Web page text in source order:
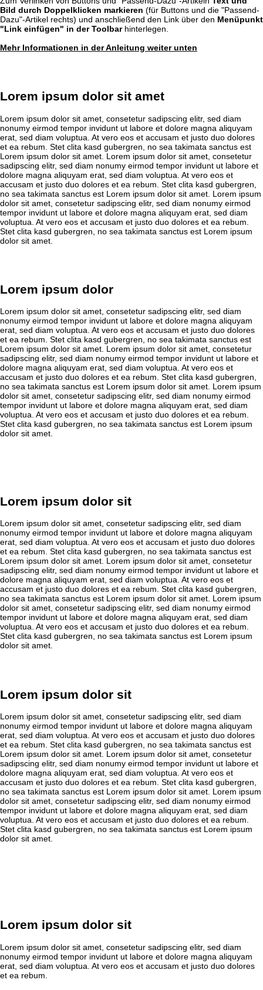
Bild durch Doppelklicken markieren (für Buttons und die "Passend-
Dazu"-Artikel rechts) und anschließend den Link über den Menüpunkt
"Link einfügen" in der Toolbarhinterlegen.
Mehr Informationen in der Anleitung weiter unten
Lorem ipsum dolor sit amet
Lorem ipsum dolor sit amet, consetetur sadipscing elitr, sed diam
nonumy eirmod tempor invidunt ut labore et dolore magna aliquyam
erat, sed diam voluptua. At vero eos et accusam et justo duo dolores
et ea rebum. Stet clita kasd gubergren, no sea takimata sanctus est
Lorem ipsum dolor sit amet. Lorem ipsum dolor sit amet, consetetur
sadipscing elitr, sed diam nonumy eirmod tempor invidunt ut labore et
dolore magna aliquyam erat, sed diam voluptua. At vero eos et
accusam et justo duo dolores et ea rebum. Stet clita kasd gubergren,
no sea takimata sanctus est Lorem ipsum dolor sit amet. Lorem ipsum
dolor sit amet, consetetur sadipscing elitr, sed diam nonumy eirmod
tempor invidunt ut labore et dolore magna aliquyam erat, sed diam
voluptua. At vero eos et accusam et justo duo dolores et ea rebum.
Stet clita kasd gubergren, no sea takimata sanctus est Lorem ipsum
dolor sit amet.
Lorem ipsum dolor
Lorem ipsum dolor sit amet, consetetur sadipscing elitr, sed diam
nonumy eirmod tempor invidunt ut labore et dolore magna aliquyam
erat, sed diam voluptua. At vero eos et accusam et justo duo dolores
et ea rebum. Stet clita kasd gubergren, no sea takimata sanctus est
Lorem ipsum dolor sit amet. Lorem ipsum dolor sit amet, consetetur
sadipscing elitr, sed diam nonumy eirmod tempor invidunt ut labore et
dolore magna aliquyam erat, sed diam voluptua. At vero eos et
accusam et justo duo dolores et ea rebum. Stet clita kasd gubergren,
no sea takimata sanctus est Lorem ipsum dolor sit amet. Lorem ipsum
dolor sit amet, consetetur sadipscing elitr, sed diam nonumy eirmod
tempor invidunt ut labore et dolore magna aliquyam erat, sed diam
voluptua. At vero eos et accusam et justo duo dolores et ea rebum.
Stet clita kasd gubergren, no sea takimata sanctus est Lorem ipsum
dolor sit amet.
Lorem ipsum dolor sit
Lorem ipsum dolor sit amet, consetetur sadipscing elitr, sed diam
nonumy eirmod tempor invidunt ut labore et dolore magna aliquyam
erat, sed diam voluptua. At vero eos et accusam et justo duo dolores
et ea rebum. Stet clita kasd gubergren, no sea takimata sanctus est
Lorem ipsum dolor sit amet. Lorem ipsum dolor sit amet, consetetur
sadipscing elitr, sed diam nonumy eirmod tempor invidunt ut labore et
dolore magna aliquyam erat, sed diam voluptua. At vero eos et
accusam et justo duo dolores et ea rebum. Stet clita kasd gubergren,
no sea takimata sanctus est Lorem ipsum dolor sit amet. Lorem ipsum
dolor sit amet, consetetur sadipscing elitr, sed diam nonumy eirmod
tempor invidunt ut labore et dolore magna aliquyam erat, sed diam
voluptua. At vero eos et accusam et justo duo dolores et ea rebum.
Stet clita kasd gubergren, no sea takimata sanctus est Lorem ipsum
dolor sit amet.
Lorem ipsum dolor sit
Lorem ipsum dolor sit amet, consetetur sadipscing elitr, sed diam
nonumy eirmod tempor invidunt ut labore et dolore magna aliquyam
erat, sed diam voluptua. At vero eos et accusam et justo duo dolores
et ea rebum. Stet clita kasd gubergren, no sea takimata sanctus est
Lorem ipsum dolor sit amet. Lorem ipsum dolor sit amet, consetetur
sadipscing elitr, sed diam nonumy eirmod tempor invidunt ut labore et
dolore magna aliquyam erat, sed diam voluptua. At vero eos et
accusam et justo duo dolores et ea rebum. Stet clita kasd gubergren,
no sea takimata sanctus est Lorem ipsum dolor sit amet. Lorem ipsum
dolor sit amet, consetetur sadipscing elitr, sed diam nonumy eirmod
tempor invidunt ut labore et dolore magna aliquyam erat, sed diam
voluptua. At vero eos et accusam et justo duo dolores et ea rebum.
Stet clita kasd gubergren, no sea takimata sanctus est Lorem ipsum
dolor sit amet.
Lorem ipsum dolor sit
Lorem ipsum dolor sit amet, consetetur sadipscing elitr, sed diam
nonumy eirmod tempor invidunt ut labore et dolore magna aliquyam
erat, sed diam voluptua. At vero eos et accusam et justo duo dolores
et ea rebum.